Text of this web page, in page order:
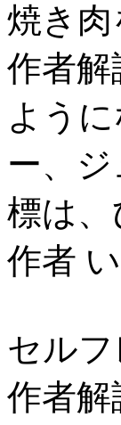
焼き
作者
よう
ー、
標は
作者
セル
作者